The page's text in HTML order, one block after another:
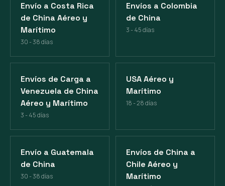
Envío a Costa Rica
de China Aéreo y
Marítimo
30 - 38 días
Envíos a Colombia
de China
3 - 45 días
Envíos de Carga a
Venezuela de China
Aéreo y Marítimo
3 - 45 días
USA Aéreo y
Marítimo
18 - 28 días
Envío a Guatemala
de China
30 - 38 días
Envíos de China a
Chile Aéreo y
Marítimo